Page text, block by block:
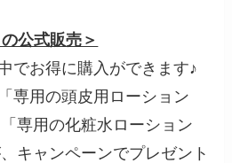
公式販売＞
でお得に購入ができます♪
専用の頭皮用ローション
専用の化粧水ローション
キャンペーンでプレゼント